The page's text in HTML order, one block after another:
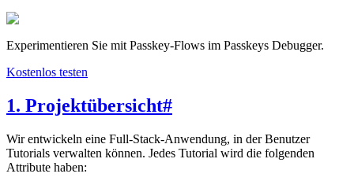
Experimentieren Sie mit Passkey-Flows im Passkeys Debugger.
Kostenlos testen
1. Projektübersicht#
Wir entwickeln eine Full-Stack-Anwendung, in der Benutzer
Tutorials verwalten können. Jedes Tutorial wird die folgenden
Attribute haben: